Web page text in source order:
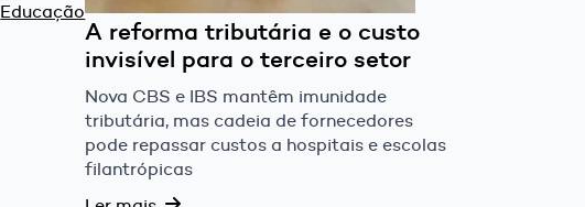
Educação
A reforma tributária e o custo
invisível para o terceiro setor
Nova CBS e IBS mantêm imunidade
tributária, mas cadeia de fornecedores
pode repassar custos a hospitais e escolas
filantrópicas